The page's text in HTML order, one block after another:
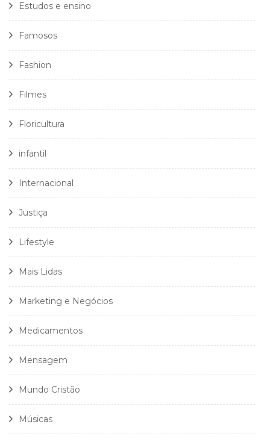
Estudos e ensino
Famosos
Fashion
Filmes
Floricultura
infantil
Internacional
Justiça
Lifestyle
Mais Lidas
Marketing e Negócios
Medicamentos
Mensagem
Mundo Cristão
Músicas